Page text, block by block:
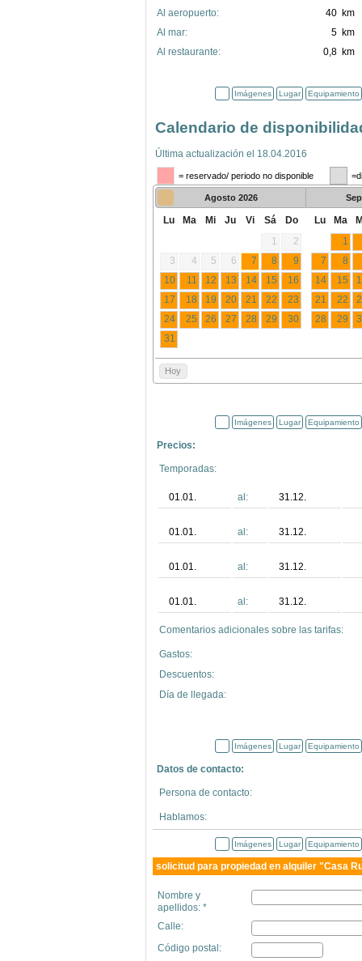
40 km
Al aeropuerto:
5 km
Al mar:
0,8 km
Al restaurante:
Imágenes Lugar Equipamiento
Calendario de
Última actualización el 18.04.2016
= reservado/ periodo no disponible
Agosto 2026
Lu Ma Mi Ju Vi Sá
Do
1
2
3
4 5 6 7 8
9
10
11 12 13 14 15
16
17
18 19 20 21 22
23
24
25 26 27 28 29
30
31
Lu Ma
1
7
8
14
15
21
22
28
29
Hoy
Imágenes Lugar Equipamiento
Precios:
Temporadas:
01.01. al: 31.12.
01.01. al: 31.12.
01.01. al: 31.12.
01.01. al: 31.12.
Comentarios adicionales sobre las tarifas:
Gastos:
Descuentos:
Día de llegada:
Imágenes Lugar Equipamiento
Datos de contacto:
Persona de contacto:
Hablamos:
Imágenes Lugar Equipamiento
solicitud para propiedad en alquiler "Casa
Nombre y
apellidos: *
Calle:
Código postal: